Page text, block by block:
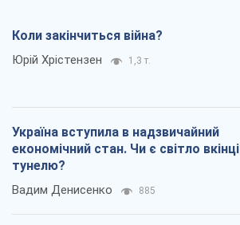
Коли закінчиться війна?
Юрій Хрістензен 1,3 т.
Україна вступила в надзвичайний
економічний стан. Чи є світло вкінці
тунелю?
Вадим Денисенко 885